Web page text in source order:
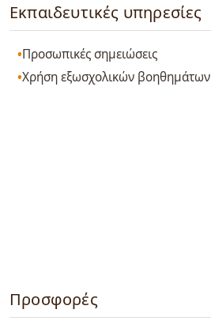
Εκπαιδευτικές υπηρεσίες
Προσωπικές σημειώσεις
Χρήση εξωσχολικών βοηθημάτων
Προσφορές